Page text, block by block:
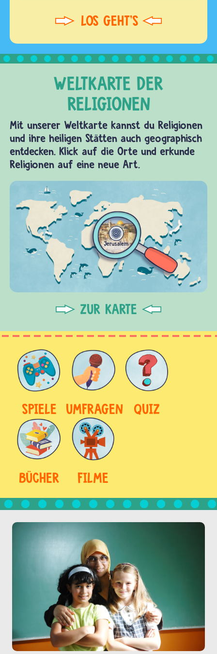
Mit unserer Weltkarte kannst du Religionen
und ihre heiligen Stätten auch geographisch
entdecken. Klick auf die Orte und erkunde
Religionen auf eine neue Art.
ZUR KARTE
SPIELE UMFRAGEN QUIZ
BÜCHER FILME